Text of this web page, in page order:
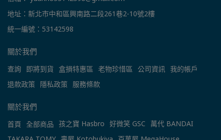
地址：新北市中和區興南路二段261巷2-10號2樓
統一編號：53142598
關於我們
查詢 即將到貨 盒損特惠區 老物珍惜區 公司資訊 我的帳戶
退款政策 隱私政策 服務條款
關於我們
首頁 全部商品 孩之寶 Hasbro 好微笑 GSC
萬代 BANDAI